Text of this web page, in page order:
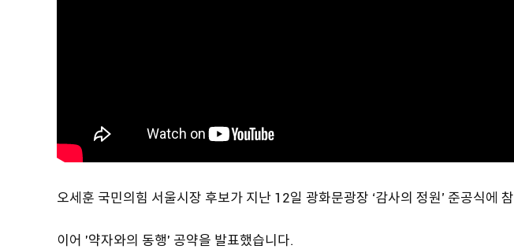
오세훈 국민의힘 서울시장 후보가 지난 12일 광화문광장 ‘감사의 정원’ 준공식에
이어 '약자와의 동행' 공약을 발표했습니다.